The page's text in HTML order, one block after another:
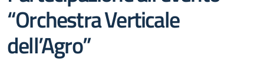
“Orchestra Verticale
dell’Agro”